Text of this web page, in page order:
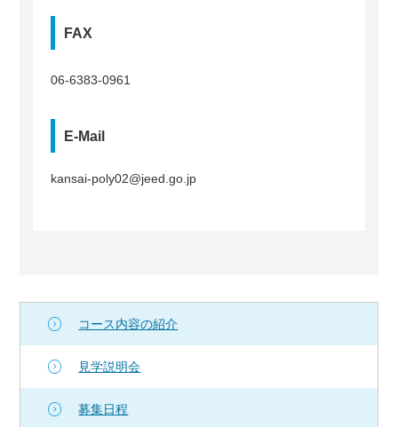
FAX
06-6383-0961
E-Mail
kansai-poly02@jeed.go.jp
コース内容の紹介
見学説明会
募集日程